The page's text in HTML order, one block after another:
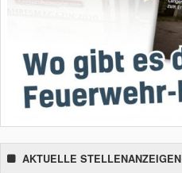
AKTUELLE STELLENANZEIGEN